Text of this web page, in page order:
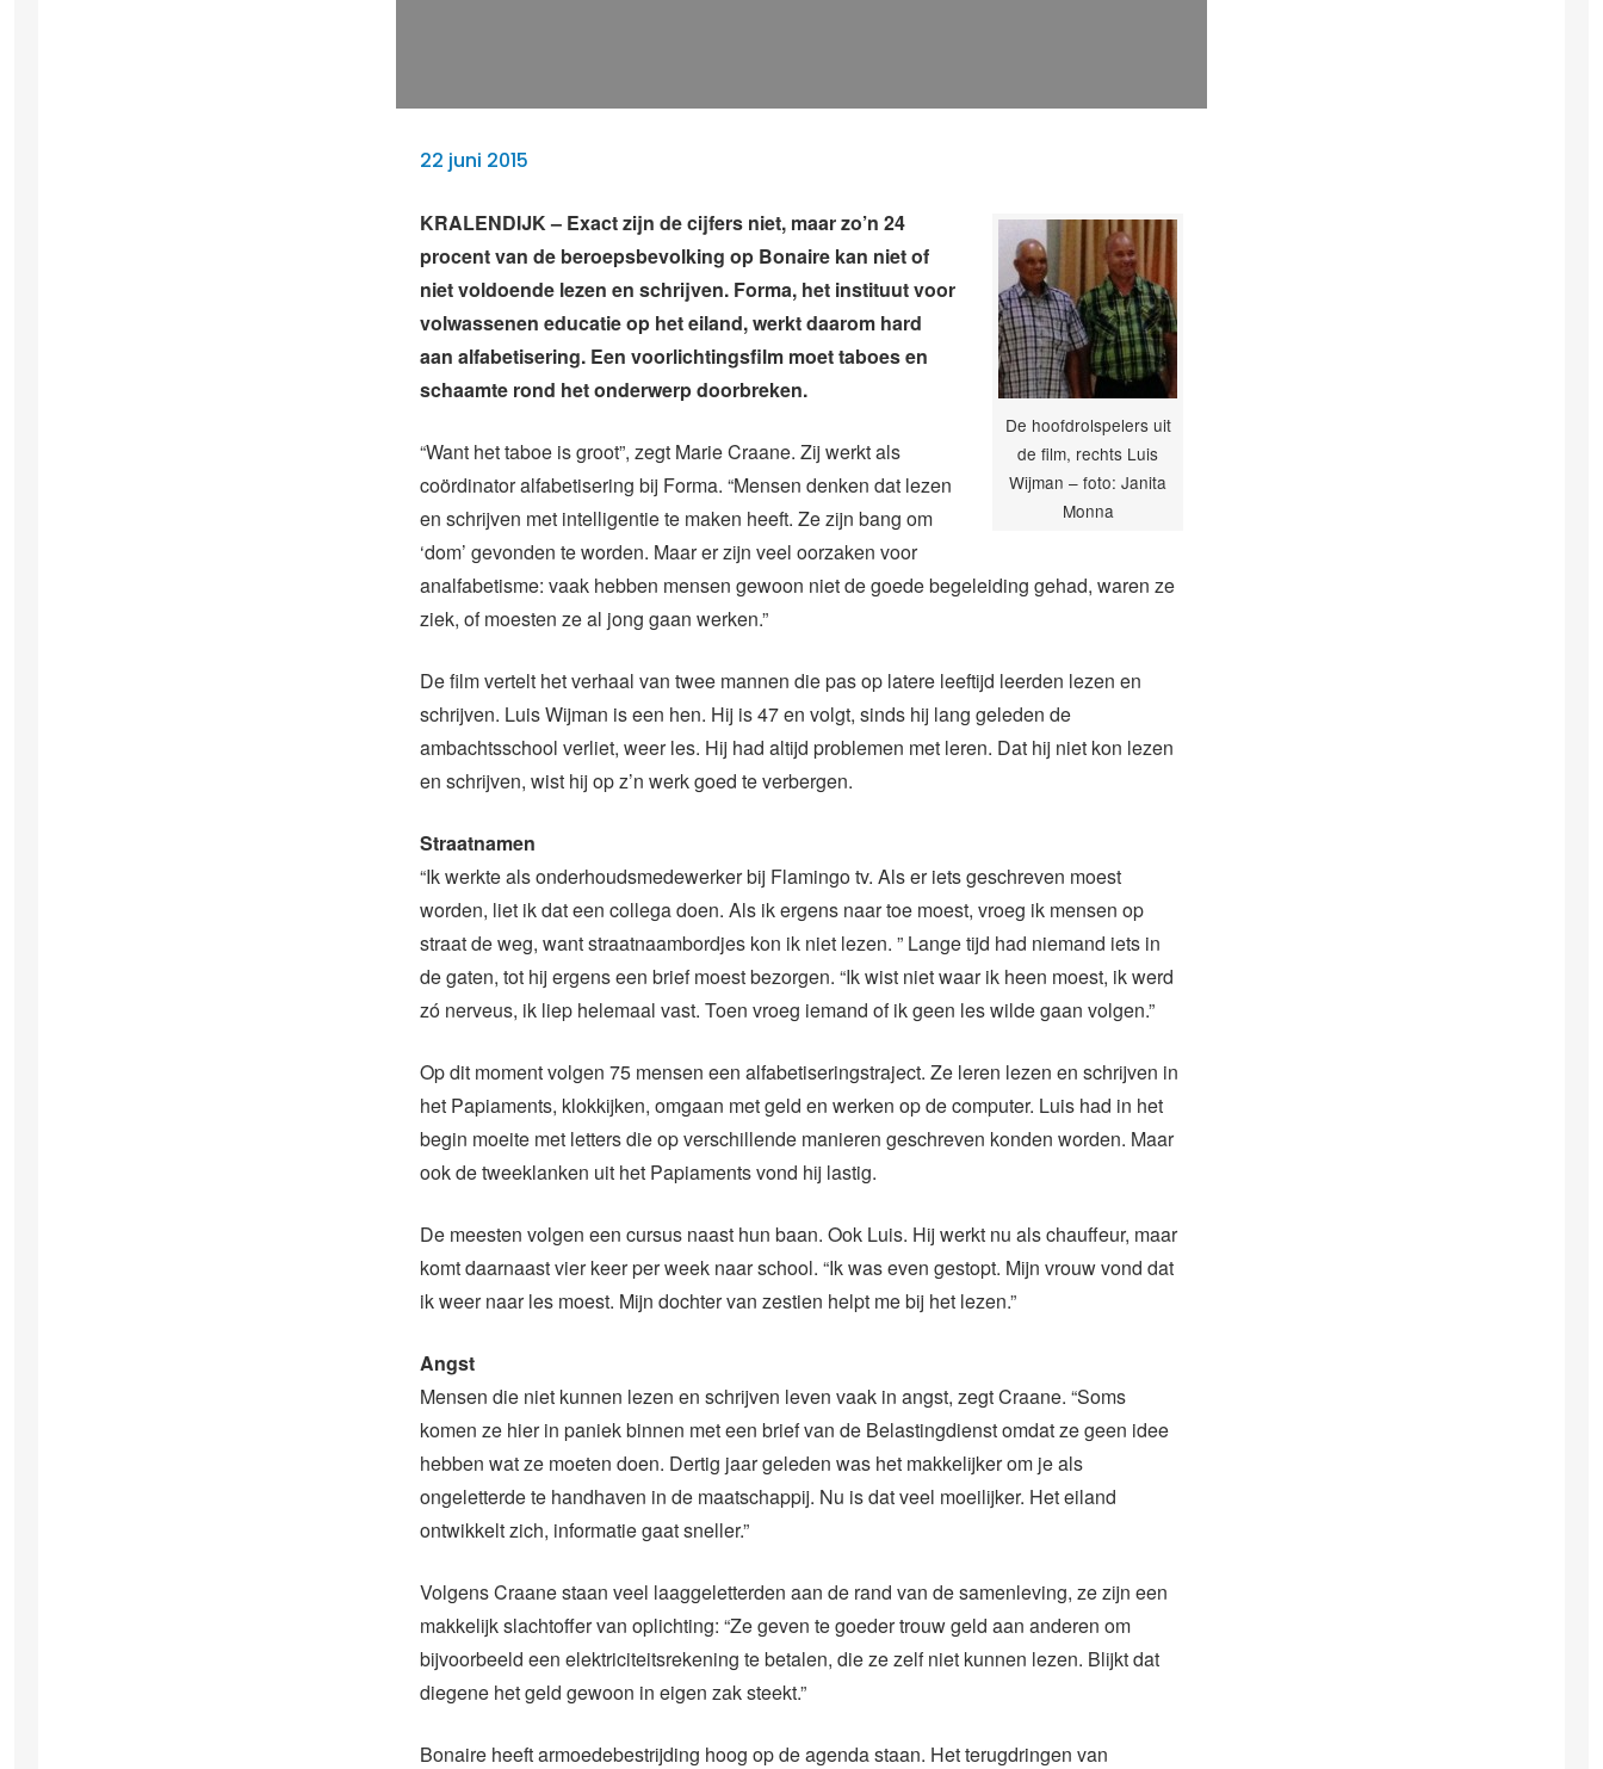
22 juni 2015
De hoofdrolspelers uit
de film, rechts Luis
Wijman – foto: Janita
Monna
KRALENDIJK – Exact zijn de cijfers niet, maar zo’n 24
procent van de beroepsbevolking op Bonaire kan niet of
niet voldoende lezen en schrijven. Forma, het instituut voor
volwassenen educatie op het eiland, werkt daarom hard
aan alfabetisering. Een voorlichtingsfilm moet taboes en
schaamte rond het onderwerp doorbreken.
“Want het taboe is groot”, zegt Marie Craane. Zij werkt als
coördinator alfabetisering bij Forma. “Mensen denken dat lezen
en schrijven met intelligentie te maken heeft. Ze zijn bang om
‘dom’ gevonden te worden. Maar er zijn veel oorzaken voor
analfabetisme: vaak hebben mensen gewoon niet de goede begeleiding gehad, waren ze
ziek, of moesten ze al jong gaan werken.”
De film vertelt het verhaal van twee mannen die pas op latere leeftijd leerden lezen en
schrijven. Luis Wijman is een hen. Hij is 47 en volgt, sinds hij lang geleden de
ambachtsschool verliet, weer les. Hij had altijd problemen met leren. Dat hij niet kon lezen
en schrijven, wist hij op z’n werk goed te verbergen.
Straatnamen
“Ik werkte als onderhoudsmedewerker bij Flamingo tv. Als er iets geschreven moest
worden, liet ik dat een collega doen. Als ik ergens naar toe moest, vroeg ik mensen op
straat de weg, want straatnaambordjes kon ik niet lezen. ” Lange tijd had niemand iets in
de gaten, tot hij ergens een brief moest bezorgen. “Ik wist niet waar ik heen moest, ik werd
zó nerveus, ik liep helemaal vast. Toen vroeg iemand of ik geen les wilde gaan volgen.”
Op dit moment volgen 75 mensen een alfabetiseringstraject. Ze leren lezen en schrijven in
het Papiaments, klokkijken, omgaan met geld en werken op de computer. Luis had in het
begin moeite met letters die op verschillende manieren geschreven konden worden. Maar
ook de tweeklanken uit het Papiaments vond hij lastig.
De meesten volgen een cursus naast hun baan. Ook Luis. Hij werkt nu als chauffeur, maar
komt daarnaast vier keer per week naar school. “Ik was even gestopt. Mijn vrouw vond dat
ik weer naar les moest. Mijn dochter van zestien helpt me bij het lezen.”
Angst
Mensen die niet kunnen lezen en schrijven leven vaak in angst, zegt Craane. “Soms
komen ze hier in paniek binnen met een brief van de Belastingdienst omdat ze geen idee
hebben wat ze moeten doen. Dertig jaar geleden was het makkelijker om je als
ongeletterde te handhaven in de maatschappij. Nu is dat veel moeilijker. Het eiland
ontwikkelt zich, informatie gaat sneller.”
Volgens Craane staan veel laaggeletterden aan de rand van de samenleving, ze zijn een
makkelijk slachtoffer van oplichting: “Ze geven te goeder trouw geld aan anderen om
bijvoorbeeld een elektriciteitsrekening te betalen, die ze zelf niet kunnen lezen. Blijkt dat
diegene het geld gewoon in eigen zak steekt.”
Bonaire heeft armoedebestrijding hoog op de agenda staan. Het terugdringen van